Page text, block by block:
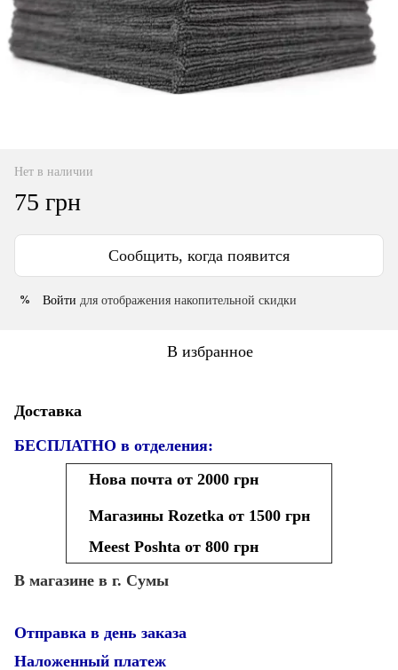
Нет в наличии
75 грн
Сообщить, когда появится
% Войти для отображения накопительной скидки
В избранное
Доставка
БЕСПЛАТНО в отделения:
Нова почта от 2000 грн
Магазины Rozetka от 1500 грн
Meest Poshta от 800 грн
В магазине в г. Сумы
Отправка в день заказа
Наложенный платеж